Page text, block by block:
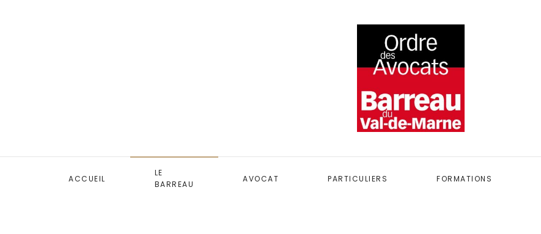
ACCUEIL
LE
BARREAU
AVOCAT PARTICULIERS FORMATIONS